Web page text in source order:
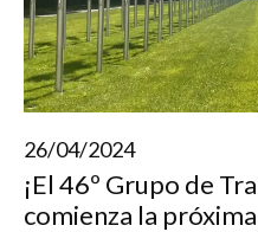
26/04/2024
¡El 46º Grupo de
comienza la